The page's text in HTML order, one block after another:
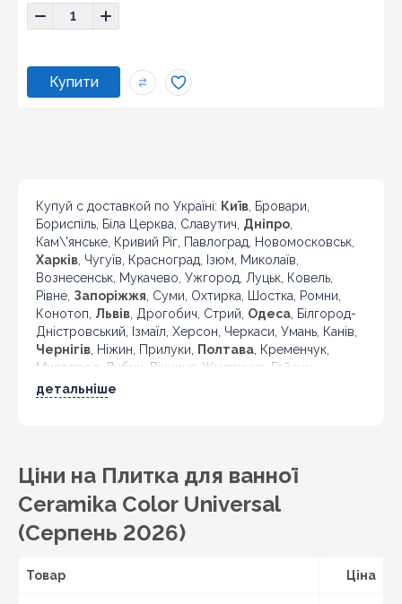
Купуй с доставкой по Україні: Київ, Бровари,
Бориспіль, Біла Церква, Славутич, Дніпро,
Кам\'янське, Кривий Ріг, Павлоград, Новомосковськ,
Харків, Чугуїв, Красноград, Ізюм, Миколаїв,
Вознесенськ, Мукачево, Ужгород, Луцьк, Ковель,
Рівне, Запоріжжя, Суми, Охтирка, Шостка, Ромни,
Конотоп, Львів, Дрогобич, Стрий, Одеса, Білгород-
Дністровський, Ізмаїл, Херсон, Черкаси, Умань, Канів,
Чернігів, Ніжин, Прилуки, Полтава, Кременчук,
Миргород, Лубни, Вінниця, Жмеринка, Гайсин,
Бердичів, Житомир, Новоград-Волинський,
детальніше
Ціни на Плитка для ванної
Ceramika Color Universal
(Серпень 2026)
Товар Ціна